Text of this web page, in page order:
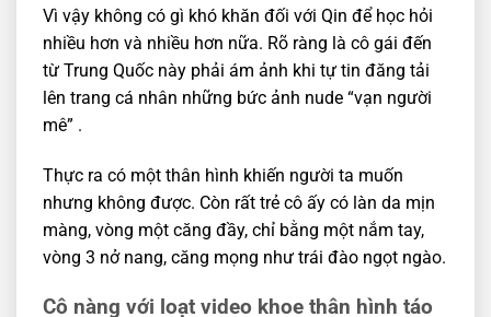
Vì vậy không có gì khó khăn đối với Qin để học hỏi
nhiều hơn và nhiều hơn nữa. Rõ ràng là cô gái đến
từ Trung Quốc này phải ám ảnh khi tự tin đăng tải
lên trang cá nhân những bức ảnh nude “vạn người
mê” .
Thực ra có một thân hình khiến người ta muốn
nhưng không được. Còn rất trẻ cô ấy có làn da mịn
màng, vòng một căng đầy, chỉ bằng một nắm tay,
vòng 3 nở nang, căng mọng như trái đào ngọt ngào.
Cô nàng với loạt video khoe thân hình táo